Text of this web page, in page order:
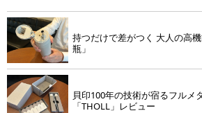
持つだけで差がつく 大人の高
瓶」
貝印100年の技術が宿るフルメ
「THOLL」レビュー